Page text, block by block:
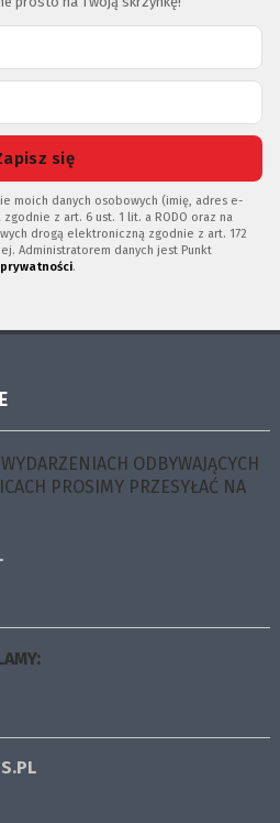
się
moich danych osobowych (imię, adres e-
z art. 6 ust. 1 lit. a RODO oraz na
drogą elektroniczną zgodnie z art. 172
Administratorem danych jest Punkt
.
ODBYWAJĄCYCH
PROSIMY PRZESYŁAĆ NA